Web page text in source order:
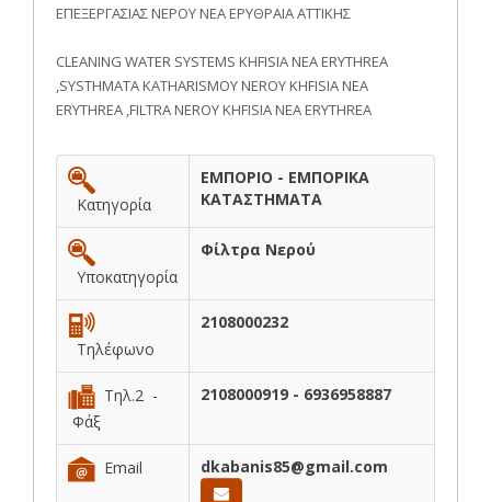
ΕΠΕΞΕΡΓΑΣΙΑΣ ΝΕΡΟΥ ΝΕΑ ΕΡΥΘΡΑΙΑ ΑΤΤΙΚΗΣ
CLEANING WATER SYSTEMS KHFISIA NEA ERYTHREA
,SYSTHMATA KATHARISMOY NEROY KHFISIA NEA
ERYTHREA ,FILTRA NEROY KHFISIA NEA ERYTHREA
Κατηγορία
ΕΜΠΟΡΙΟ - ΕΜΠΟΡΙΚΑ
ΚΑΤΑΣΤΗΜΑΤΑ
Υποκατηγορία
Φίλτρα Νερού
Τηλέφωνο
2108000232
Τηλ.2 -
Φάξ
2108000919 - 6936958887
Email dkabanis85@gmail.com